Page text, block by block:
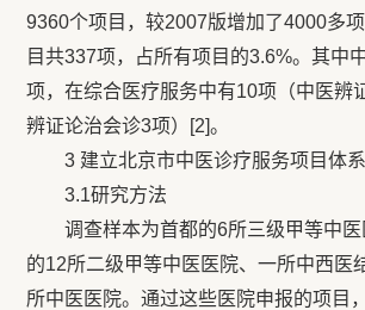
9360个项目，较2007版增加了4000多
目共337项，占所有项目的3.6%。其中
项，在综合医疗服务中有10项（中医辨
辨证论治会诊3项）[2]。
3 建立北京市中医诊疗服务项目体
3.1研究方法
调查样本为首都的6所三级甲等中医
的12所二级甲等中医医院、一所中西医
所中医医院。通过这些医院申报的项目